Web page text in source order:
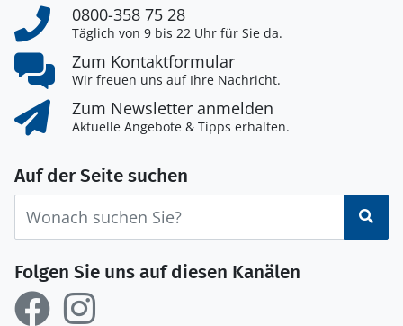
0800-358 75 28
Täglich von 9 bis 22 Uhr für Sie da.
Zum Kontaktformular
Wir freuen uns auf Ihre Nachricht.
Zum Newsletter anmelden
Aktuelle Angebote & Tipps erhalten.
Auf der Seite suchen
Folgen Sie uns auf diesen Kanälen